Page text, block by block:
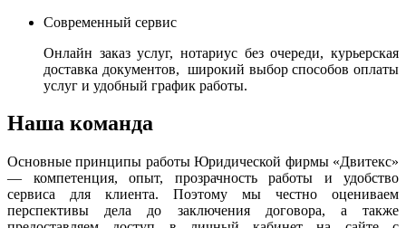
Современный сервис
Онлайн заказ услуг, нотариус без очереди, курьерская
доставка документов, широкий выбор способов оплаты
услуг и удобный график работы.
Наша команда
Основные принципы работы Юридической фирмы «Двитекс»
— компетенция, опыт, прозрачность работы и удобство
сервиса для клиента. Поэтому мы честно оцениваем
перспективы дела до заключения договора, а также